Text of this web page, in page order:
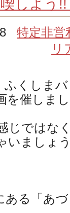
喫しよ
特定非
リ
ふくしま
を催しま
じではな
いましょ
ある「あ